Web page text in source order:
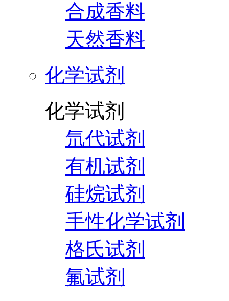
合成香料
天然香料
化学试剂
化学试剂
氘代试剂
有机试剂
硅烷试剂
手性化学试剂
格氏试剂
氟试剂